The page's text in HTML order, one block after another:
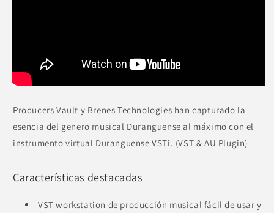
Producers Vault y Brenes Technologies han capturado la
esencia del genero musical Duranguense al máximo con el
instrumento virtual Duranguense VSTi. (VST & AU Plugin)
Características destacadas
VST workstation de producción musical fácil de usar y